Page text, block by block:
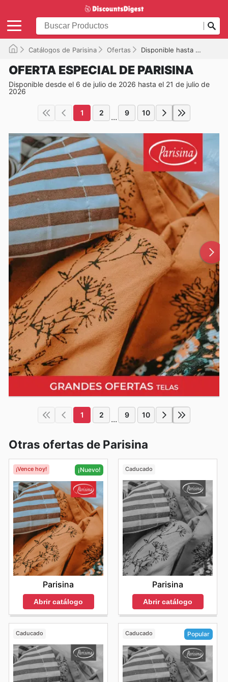
Catálogos de Parisina Ofertas Disponible hasta el 21/07/2026
OFERTA ESPECIAL DE PARISINA
Disponible desde el 6 de julio de 2026 hasta el 21 de julio de
2026
1 2 ... 9 10
1 2 ... 9 10
Otras ofertas de Parisina
¡Vence hoy! ¡Nuevo!
Parisina
Abrir catálogo
Caducado
Parisina
Abrir catálogo
Caducado Caducado Popular